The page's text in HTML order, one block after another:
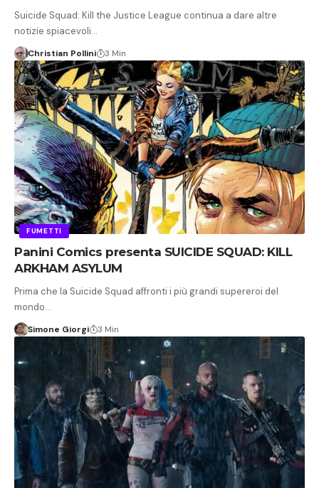
Suicide Squad: Kill the Justice League continua a dare altre
notizie spiacevoli…
Christian Pollini 3 Min
FUMETTI
Panini Comics presenta SUICIDE SQUAD: KILL
ARKHAM ASYLUM
Prima che la Suicide Squad affronti i più grandi supereroi del
mondo…
Simone Giorgi 3 Min